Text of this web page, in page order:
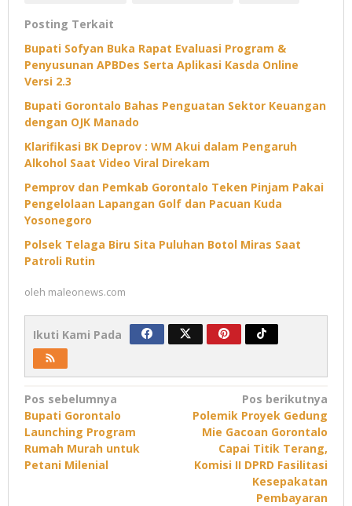
Posting Terkait
Bupati Sofyan Buka Rapat Evaluasi Program &
Penyusunan APBDes Serta Aplikasi Kasda Online
Versi 2.3
Bupati Gorontalo Bahas Penguatan Sektor Keuangan
dengan OJK Manado
Klarifikasi BK Deprov : WM Akui dalam Pengaruh
Alkohol Saat Video Viral Direkam
Pemprov dan Pemkab Gorontalo Teken Pinjam Pakai
Pengelolaan Lapangan Golf dan Pacuan Kuda
Yosonegoro
Polsek Telaga Biru Sita Puluhan Botol Miras Saat
Patroli Rutin
oleh maleonews.com
Ikuti Kami Pada
Navigasi
pos
Pos sebelumnya
Bupati Gorontalo
Launching Program
Rumah Murah untuk
Petani Milenial
Pos berikutnya
Polemik Proyek Gedung
Mie Gacoan Gorontalo
Capai Titik Terang,
Komisi II DPRD Fasilitasi
Kesepakatan
Pembayaran